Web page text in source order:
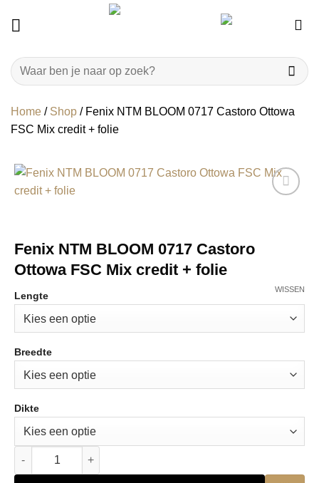
Zoeken
naar:
Home / Shop / Fenix NTM BLOOM 0717 Castoro Ottowa
FSC Mix credit + folie
Fenix NTM BLOOM 0717 Castoro
Ottowa FSC Mix credit + folie
Lengte
Breedte
Dikte
WISSEN
Fenix NTM BLOOM 0717 Castoro Ottowa FSC Mix credit +